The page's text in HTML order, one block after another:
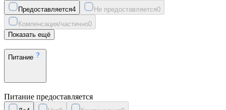
Предоставляется4 Не предоставляется0
Компенсация/частично0
Показать ещё
Питание
Питание предоставляется